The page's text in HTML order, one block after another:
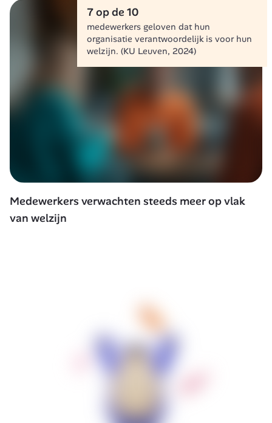
7 op de 10
medewerkers geloven dat hun
organisatie verantwoordelijk is voor hun
welzijn. (KU Leuven, 2024)
Medewerkers verwachten steeds meer op vlak
van welzijn